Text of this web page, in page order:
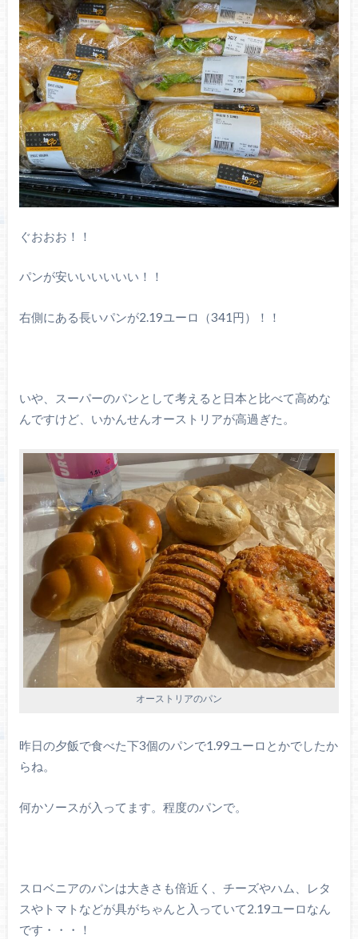
ぐおおお！！
パンが安いいいいいい！！
右側にある長いパンが2.19ユーロ（341円）！！
いや、スーパーのパンとして考えると日本と比べて高めな
んですけど、いかんせんオーストリアが高過ぎた。
オーストリアのパン
昨日の夕飯で食べた下3個のパンで1.99ユーロとかでしたか
らね。
何かソースが入ってます。程度のパンで。
スロベニアのパンは大きさも倍近く、チーズやハム、レタ
スやトマトなどが具がちゃんと入っていて2.19ユーロなん
です・・・！